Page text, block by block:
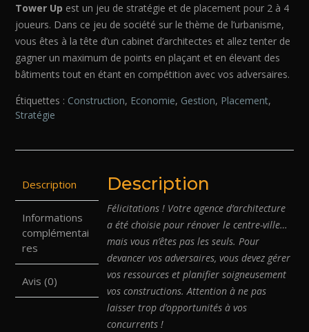
Tower Up est un jeu de stratégie et de placement pour 2 à 4
joueurs. Dans ce jeu de société sur le thème de l’urbanisme,
vous êtes à la tête d’un cabinet d’architectes et allez tenter de
gagner un maximum de points en plaçant et en élevant des
bâtiments tout en étant en compétition avec vos adversaires.
Étiquettes : Construction, Economie, Gestion, Placement,
Stratégie
Description
Informations
complémentai
res
Avis (0)
Description
Félicitations ! Votre agence d’architecture
a été choisie pour rénover le centre-ville…
mais vous n’êtes pas les seuls. Pour
devancer vos adversaires, vous devez gérer
vos ressources et planifier soigneusement
vos constructions. Attention à ne pas
laisser trop d’opportunités à vos
concurrents !